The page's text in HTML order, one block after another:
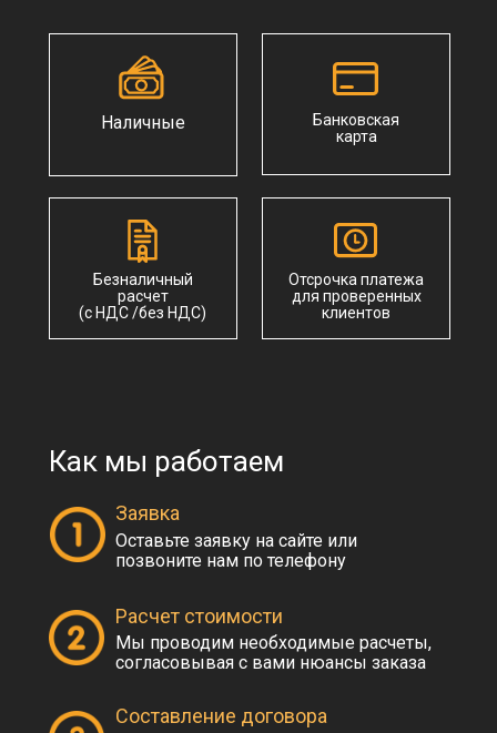
Наличные
Банковская
карта
Безналичный
расчет
(с НДС /без НДС)
Отсрочка платежа
для проверенных
клиентов
Как мы работаем
Заявка
Расчет стоимости
Составление договора
Оставьте заявку на сайте или
позвоните нам по телефону
Мы проводим необходимые расчеты,
согласовывая с вами нюансы заказа
и Ленинградской области
ОГРН: 1227800006455
Главная
Новости
Статьи
О компании
Цены